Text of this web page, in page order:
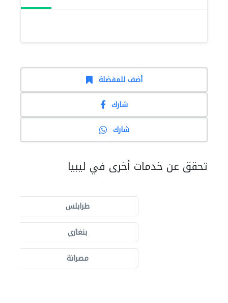
أضف للمفضلة
شارك
شارك
تحقق عن خدمات أخرى في ليبيا
طرابلس
بنغازي
مصراتة